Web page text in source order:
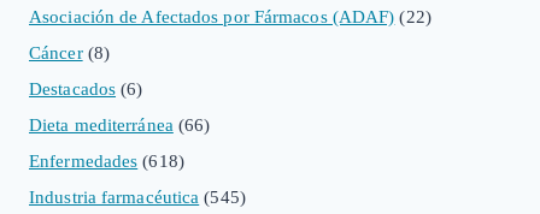
Asociación de Afectados por Fármacos (ADAF) (22)
Cáncer(8)
Destacados (6)
Dieta mediterránea (66)
Enfermedades (618)
Industria farmacéutica (545)